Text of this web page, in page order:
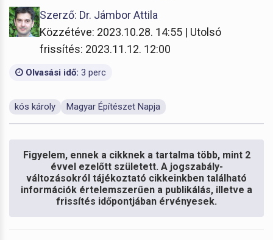
Szerző: Dr. Jámbor Attila
Közzétéve: 2023.10.28. 14:55 | Utolsó
frissítés: 2023.11.12. 12:00
Olvasási idő: 3 perc
kós károly Magyar Építészet Napja
Figyelem, ennek a cikknek a tartalma több, mint 2
évvel ezelőtt született. A jogszabály-
változásokról tájékoztató cikkeinkben található
információk értelemszerűen a publikálás, illetve a
frissítés időpontjában érvényesek.